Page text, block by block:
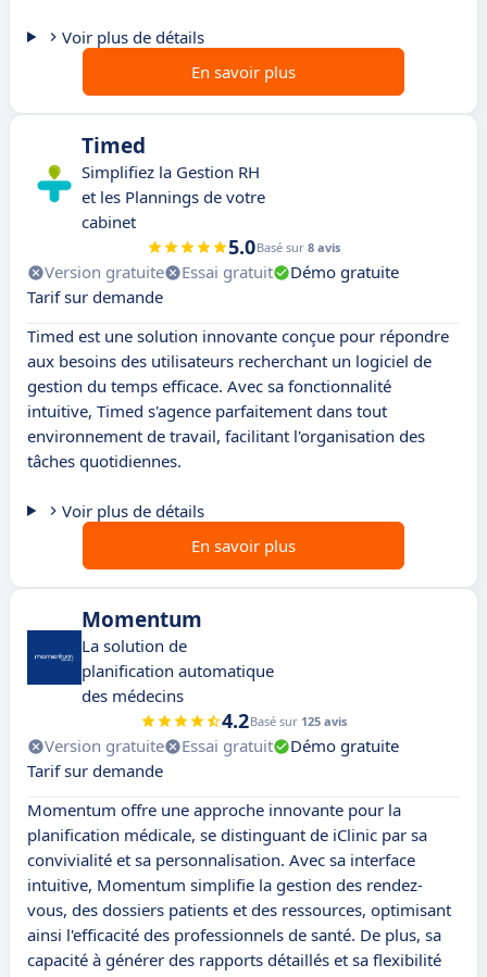
Voir plus de détails
En savoir plus
Timed
Simplifiez la Gestion RH
et les Plannings de votre
cabinet
5.0Basé sur 8 avis
Version gratuite Essai gratuit
Démo gratuite
Tarif sur demande
Timed est une solution innovante conçue pour répondre
aux besoins des utilisateurs recherchant un logiciel de
gestion du temps efficace. Avec sa fonctionnalité
intuitive, Timed s'agence parfaitement dans tout
environnement de travail, facilitant l'organisation des
tâches quotidiennes.
Voir plus de détails
En savoir plus
Momentum
La solution de
planification automatique
des médecins
4.2Basé sur 125 avis
Version gratuite Essai gratuit
Démo gratuite
Tarif sur demande
Momentum offre une approche innovante pour la
planification médicale, se distinguant de iClinic par sa
convivialité et sa personnalisation. Avec sa interface
intuitive, Momentum simplifie la gestion des rendez-
vous, des dossiers patients et des ressources, optimisant
ainsi l'efficacité des professionnels de santé. De plus, sa
capacité à générer des rapports détaillés et sa flexibilité